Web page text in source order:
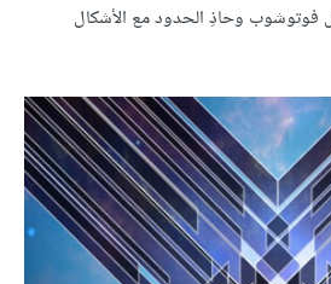
فوتوشوب وحاذِ الحدود مع الأشكال